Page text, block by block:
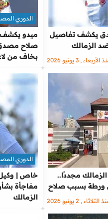
يكشف تفاصيل
الزمالك
الأربعاء , 3 يونيو 2026
ميدو يكشف
صلاح
بخاف من
الدوري
مجددًا..
ورطة بسبب صلاح
الثلاثاء , 2 يونيو 2026
خاص |
مفاجأة
الزمالك
الدوري